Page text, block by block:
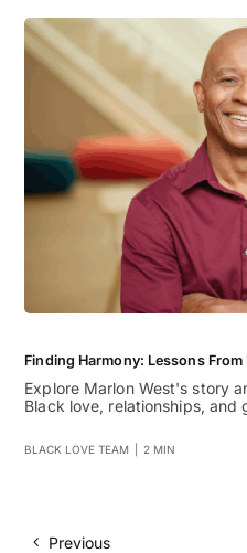
Finding Harmony: Lessons
Explore Marlon West's story
Black love, relationships, and
BLACK LOVE TEAM 2 MIN
Previous